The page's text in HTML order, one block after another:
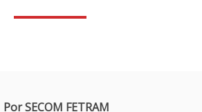
Por SECOM FETRAM